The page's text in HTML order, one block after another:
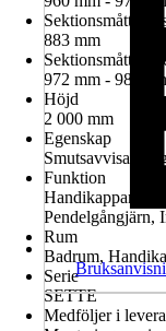
Sektionsmått
883 mm
Sektionsmått
972 mm - 986
Höjd
2 000 mm
Egenskap
Smutsavvisande
Funktion
Pendelgångjärn,
Rum
Badrum,
Serie
SETTE
Medföljer i